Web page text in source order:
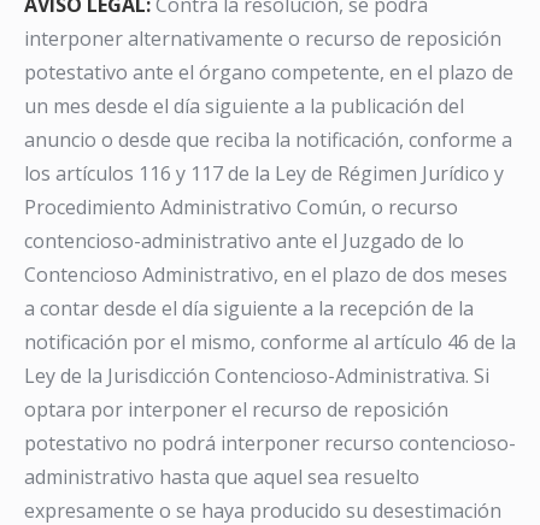
interponer alternativamente o recurso de reposición
potestativo ante el órgano competente, en el plazo de
un mes desde el día siguiente a la publicación del
anuncio o desde que reciba la notificación, conforme a
los artículos 116 y 117 de la Ley de Régimen Jurídico y
Procedimiento Administrativo Común, o recurso
contencioso-administrativo ante el Juzgado de lo
Contencioso Administrativo, en el plazo de dos meses
a contar desde el día siguiente a la recepción de la
notificación por el mismo, conforme al artículo 46 de la
Ley de la Jurisdicción Contencioso-Administrativa. Si
optara por interponer el recurso de reposición
potestativo no podrá interponer recurso contencioso-
administrativo hasta que aquel sea resuelto
expresamente o se haya producido su desestimación